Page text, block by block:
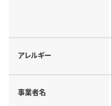
アレルギー
事業者名